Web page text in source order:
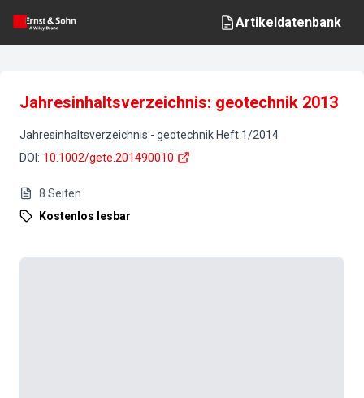
Artikeldatenbank
Jahresinhaltsverzeichnis: geotechnik 2013
Jahresinhaltsverzeichnis - geotechnik Heft 1/2014
DOI : 10.1002/gete.201490010
8 Seiten
Kostenlos lesbar